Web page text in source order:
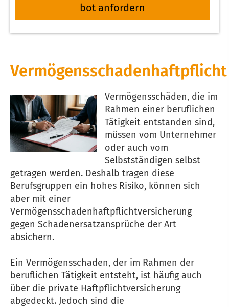
bot an­for­dern
Vermögensschadenhaftpflicht
Vermögensschäden, die im
Rahmen einer beruflichen
Tätigkeit entstanden sind,
müssen vom Unternehmer
oder auch vom
Selbstständigen selbst
getragen werden. Deshalb tragen diese
Berufsgruppen ein hohes Risiko, können sich
aber mit einer
Vermögensschadenhaftpflichtversicherung
gegen Schadenersatzansprüche der Art
absichern.
Ein Vermögensschaden, der im Rahmen der
beruflichen Tätigkeit entsteht, ist häufig auch
über die private Haft­pflichtversicherung
abgedeckt. Jedoch sind die